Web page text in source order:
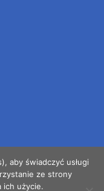
aby świadczyć usługi
ze strony
ich użycie.